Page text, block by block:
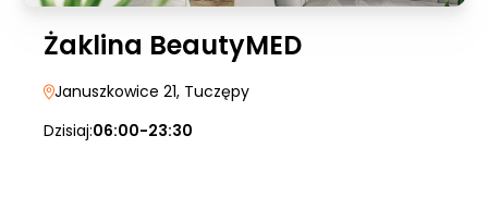
Żaklina BeautyMED
Januszkowice 21, Tuczępy
Dzisiaj:06:00-23:30